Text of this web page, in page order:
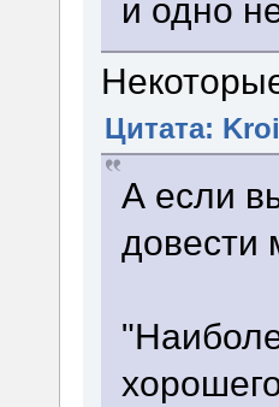
и одно
Цитата:
А если
довести